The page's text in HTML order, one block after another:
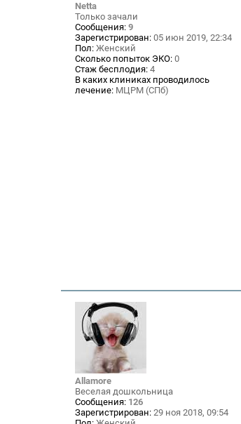
Netta
Только зачали
Сообщения: 9
Зарегистрирован: 05 июн 2019, 22:34
Пол: Женский
Сколько попыток ЭКО: 0
Стаж бесплодия: 4
В каких клиниках проводилось
лечение: МЦРМ (СПб)
Allamore
Веселая дошкольница
Сообщения: 126
Зарегистрирован: 29 ноя 2018, 09:54